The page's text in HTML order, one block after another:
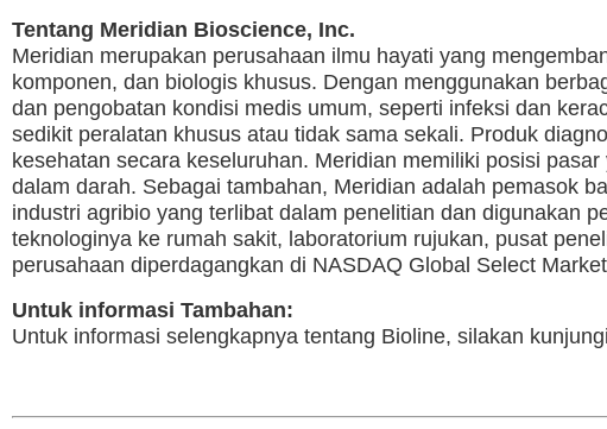
Tentang Meridian Bioscience, Inc.
Meridian merupakan perusahaan ilmu hayati yang
komponen, dan biologis khusus. Dengan menggunakan
dan pengobatan kondisi medis umum, seperti infeksi dan
sedikit peralatan khusus atau tidak sama sekali. Produk
kesehatan secara keseluruhan. Meridian memiliki posisi
dalam darah. Sebagai tambahan, Meridian adalah pemasok
industri agribio yang terlibat dalam penelitian dan digunakan
teknologinya ke rumah sakit, laboratorium rujukan, pusat
perusahaan diperdagangkan di NASDAQ Global Select
Untuk informasi Tambahan:
Untuk informasi selengkapnya tentang Bioline, silakan kunjungi